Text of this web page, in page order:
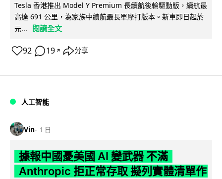
Tesla 香港推出 Model Y Premium 長續航後輪驅動版，續航最
高達 691 公里，為家族中續航最長單摩打版本。新車即日起於
元...
閱讀全文
92 19 ↗ 分享
人工智能
Vin 1 日
據報中國憂美國 AI 變武器 不滿
Anthropic 拒正常存取 擬列實體清單作